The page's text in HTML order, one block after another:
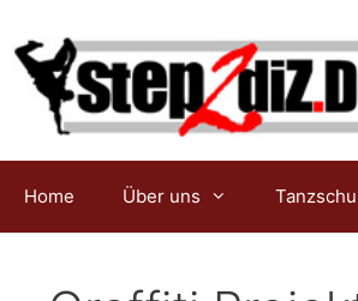
Inhalt
springen
Home Über uns